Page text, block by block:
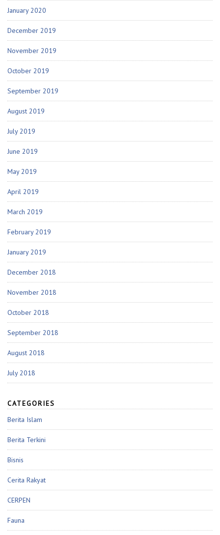
January 2020
December 2019
November 2019
October 2019
September 2019
August 2019
July 2019
June 2019
May 2019
April 2019
March 2019
February 2019
January 2019
December 2018
November 2018
October 2018
September 2018
August 2018
July 2018
CATEGORIES
Berita Islam
Berita Terkini
Bisnis
Cerita Rakyat
CERPEN
Fauna